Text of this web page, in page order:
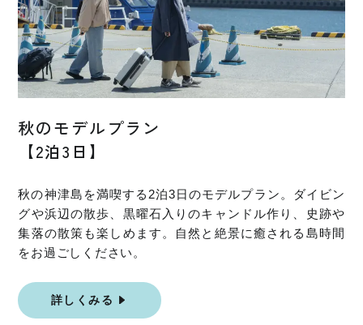
秋のモデルプラン
【2泊3日】
秋の神津島を満喫する2泊3日のモデルプラン。ダイビン
グや浜辺の散歩、黒曜石入りのキャンドル作り、史跡や
集落の散策も楽しめます。自然と絶景に癒される島時間
をお過ごしください。
詳しくみる